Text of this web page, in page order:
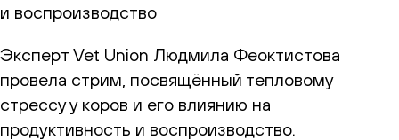
и воспроизводство
Эксперт Vet Union Людмила Феоктистова
провела стрим, посвящённый тепловому
стрессу у коров и его влиянию на
продуктивность и воспроизводство.